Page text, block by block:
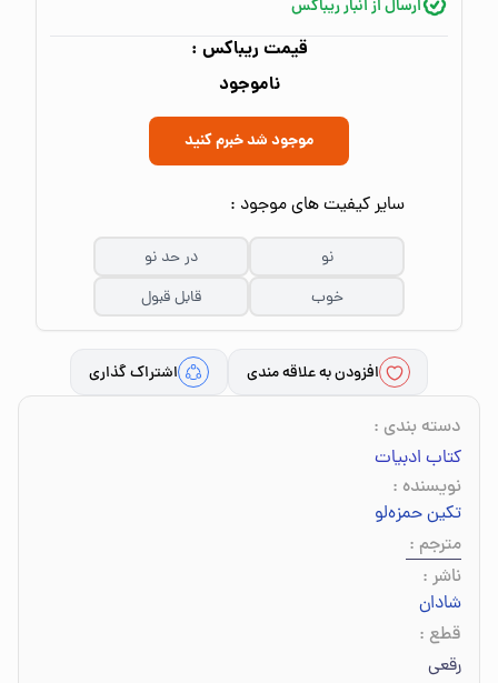
ارسال از انبار ریباکس
قیمت ریباکس :
ناموجود
موجود شد خبرم کنید
سایر کیفیت های موجود :
نو
در حد نو
خوب
قابل قبول
افزودن به علاقه مندی اشتراک گذاری
دسته بندی :
کتاب ادبیات
نویسنده :
تکین حمزه‌لو
مترجم :
ناشر :
شادان
قطع :
رقعی